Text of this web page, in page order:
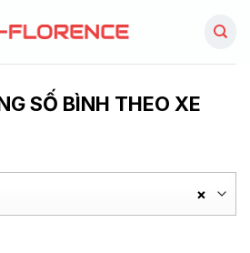
SỐ BÌNH THEO XE
×